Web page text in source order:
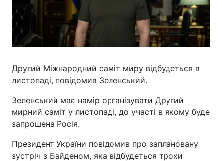
Другий Міжнародний саміт миру відбудеться в
листопаді, повідомив Зеленський.
Зеленський має намір організувати Другий
мирний саміт у листопаді, до участі в якому буде
запрошена Росія.
Президент України повідомив про заплановану
зустріч з Байденом, яка відбудеться трохи